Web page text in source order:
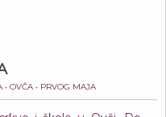
• OVČA • PRVOG MAJA